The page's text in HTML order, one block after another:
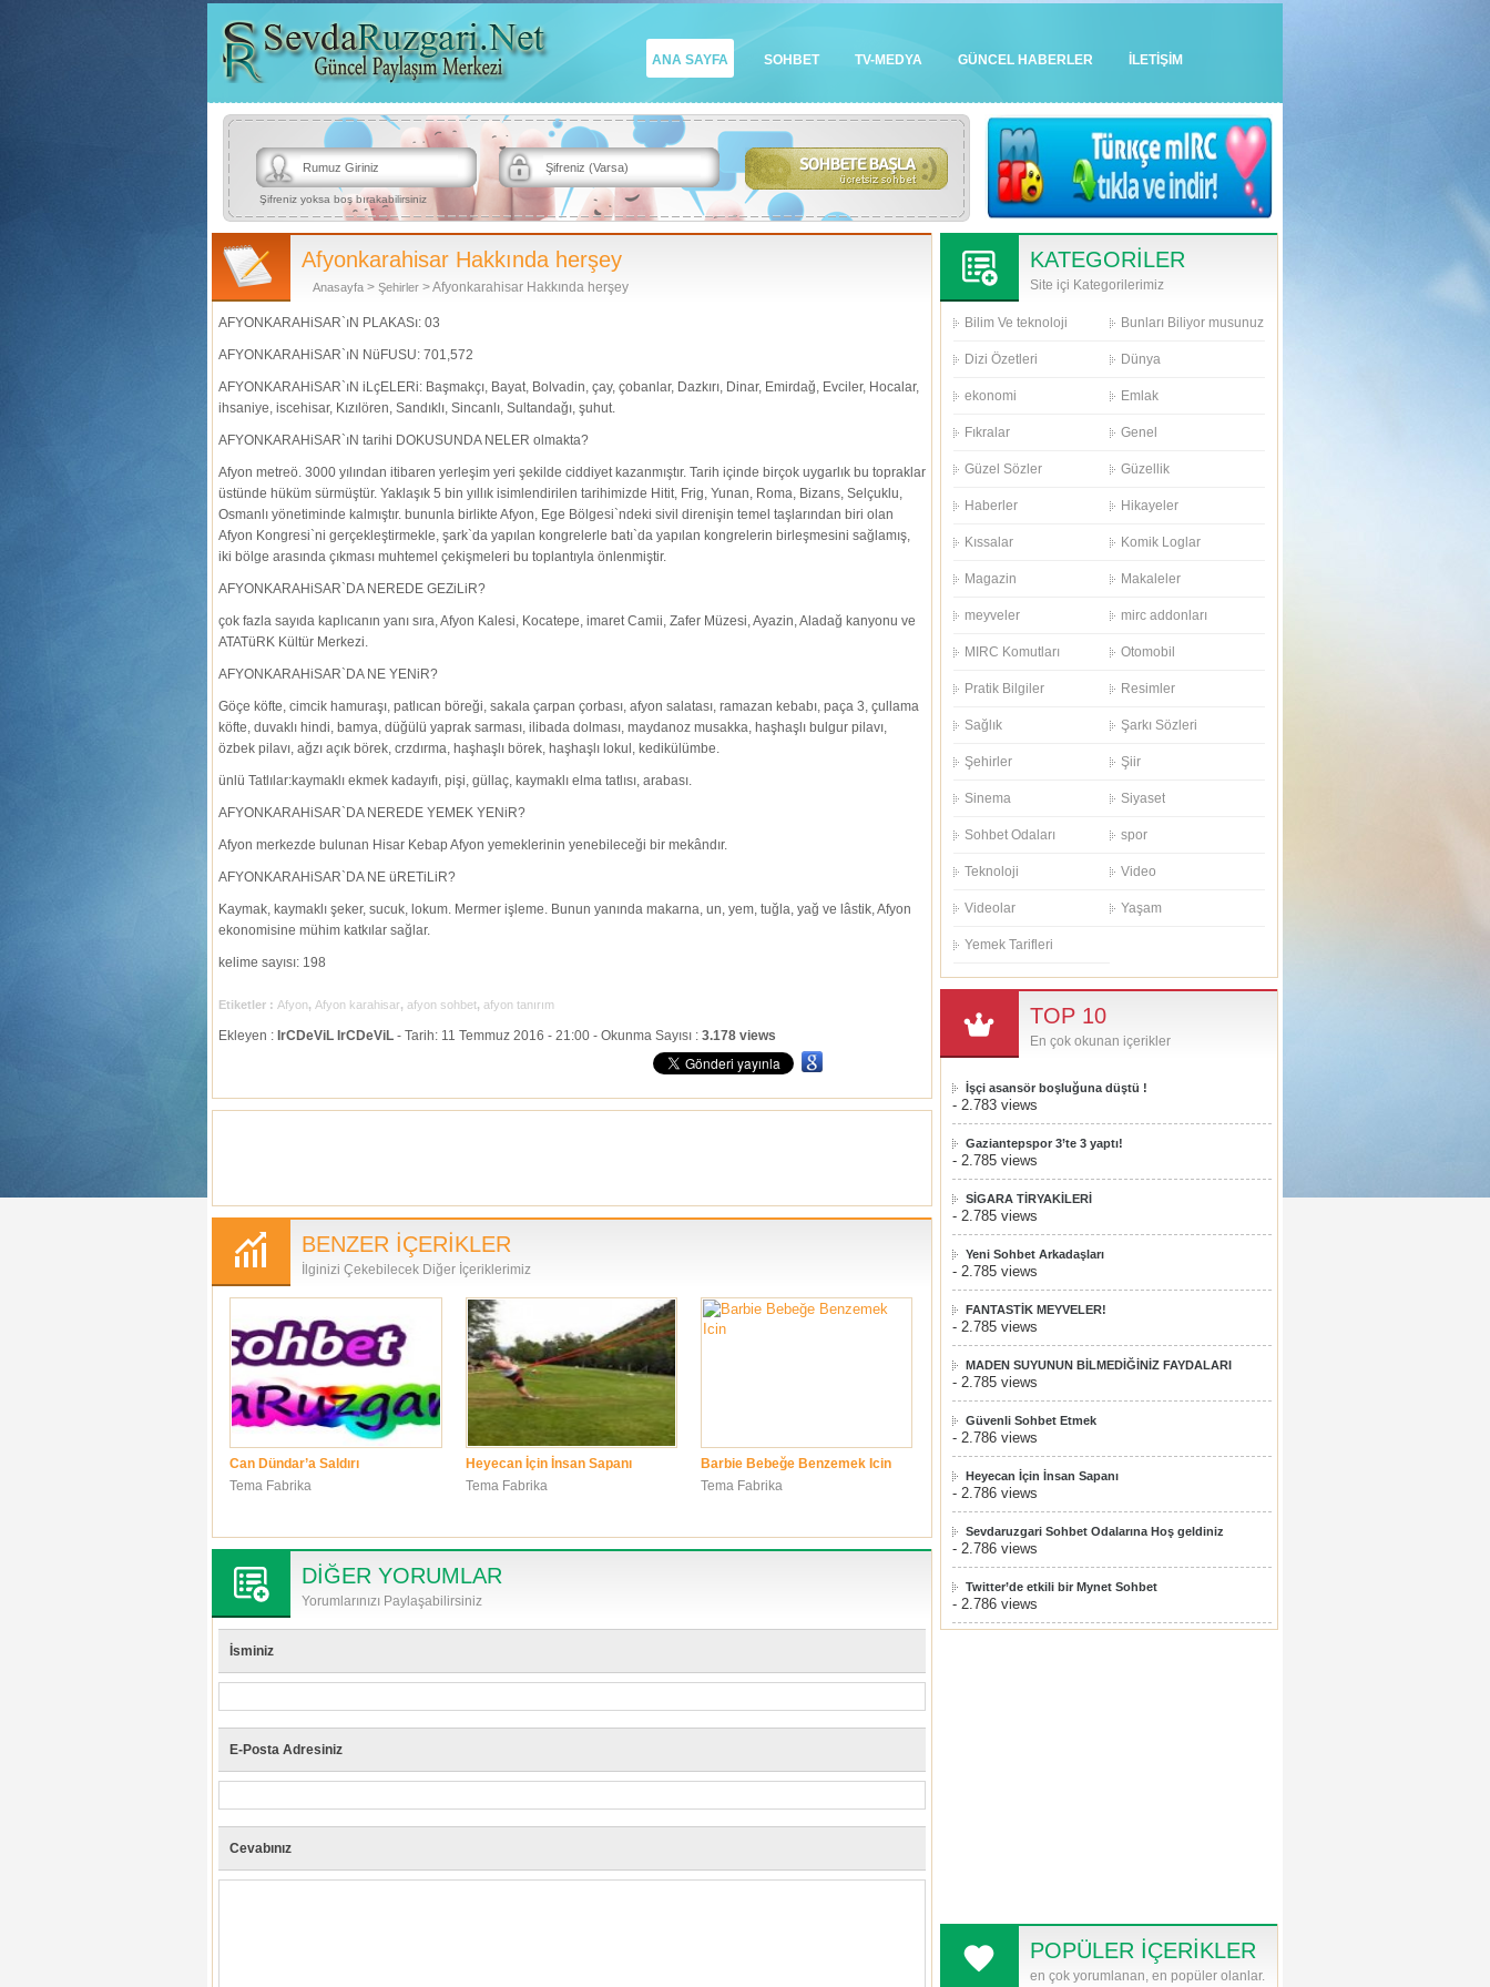
ANA SAYFA SOHBET TV-MEDYA GÜNCEL HABERLER İLETİŞİM
Şifreniz yoksa boş bırakabilirsiniz
Afyonkarahisar Hakkında herşey
Anasayfa > Şehirler > Afyonkarahisar Hakkında herşey
AFYONKARAHiSAR`ıN PLAKASı: 03
AFYONKARAHiSAR`ıN NüFUSU: 701,572
AFYONKARAHiSAR`ıN iLçELERi: Başmakçı, Bayat, Bolvadin, çay, çobanlar, Dazkırı, Dinar, Emirdağ, Evciler, Hocalar,
ihsaniye, iscehisar, Kızılören, Sandıklı, Sincanlı, Sultandağı, şuhut.
AFYONKARAHiSAR`ıN tarihi DOKUSUNDA NELER olmakta?
Afyon metreö. 3000 yılından itibaren yerleşim yeri şekilde ciddiyet kazanmıştır. Tarih içinde birçok uygarlık bu topraklar
üstünde hüküm sürmüştür. Yaklaşık 5 bin yıllık isimlendirilen tarihimizde Hitit, Frig, Yunan, Roma, Bizans, Selçuklu,
Osmanlı yönetiminde kalmıştır. bununla birlikte Afyon, Ege Bölgesi`ndeki sivil direnişin temel taşlarından biri olan
Afyon Kongresi`ni gerçekleştirmekle, şark`da yapılan kongrelerle batı`da yapılan kongrelerin birleşmesini sağlamış,
iki bölge arasında çıkması muhtemel çekişmeleri bu toplantıyla önlenmiştir.
AFYONKARAHiSAR`DA NEREDE GEZiLiR?
çok fazla sayıda kaplıcanın yanı sıra, Afyon Kalesi, Kocatepe, imaret Camii, Zafer Müzesi, Ayazin, Aladağ kanyonu ve
ATATüRK Kültür Merkezi.
AFYONKARAHiSAR`DA NE YENiR?
Göçe köfte, cimcik hamuraşı, patlıcan böreği, sakala çarpan çorbası, afyon salatası, ramazan kebabı, paça 3, çullama
köfte, duvaklı hindi, bamya, düğülü yaprak sarması, ilibada dolması, maydanoz musakka, haşhaşlı bulgur pilavı,
özbek pilavı, ağzı açık börek, crzdırma, haşhaşlı börek, haşhaşlı lokul, kedikülümbe.
ünlü Tatlılar:kaymaklı ekmek kadayıfı, pişi, güllaç, kaymaklı elma tatlısı, arabası.
AFYONKARAHiSAR`DA NEREDE YEMEK YENiR?
Afyon merkezde bulunan Hisar Kebap Afyon yemeklerinin yenebileceği bir mekândır.
AFYONKARAHiSAR`DA NE üRETiLiR?
Kaymak, kaymaklı şeker, sucuk, lokum. Mermer işleme. Bunun yanında makarna, un, yem, tuğla, yağ ve lâstik, Afyon
ekonomisine mühim katkılar sağlar.
kelime sayısı: 198
Etiketler : Afyon, Afyon karahisar, afyon sohbet, afyon tanırım
Ekleyen : IrCDeViL IrCDeViL - Tarih: 11 Temmuz 2016 - 21:00 - Okunma Sayısı : 3.178 views
BENZER İÇERİKLER
İlginizi Çekebilecek Diğer İçeriklerimiz
Can Dündar’a Saldırı
Tema Fabrika
Heyecan İçin İnsan Sapanı
Tema Fabrika
Barbie Bebeğe Benzemek Icin
Tema Fabrika
DİĞER YORUMLAR
Yorumlarınızı Paylaşabilirsiniz
İsminiz
E-Posta Adresiniz
Cevabınız
KATEGORİLER
Site içi Kategorilerimiz
Bilim Ve teknoloji Bunları Biliyor musunuz
Dizi Özetleri Dünya
ekonomi Emlak
Fıkralar Genel
Güzel Sözler Güzellik
Haberler Hikayeler
Kıssalar Komik Loglar
Magazin Makaleler
meyveler mirc addonları
MIRC Komutları Otomobil
Pratik Bilgiler Resimler
Sağlık Şarkı Sözleri
Şehirler Şiir
Sinema Siyaset
Sohbet Odaları spor
Teknoloji Video
Videolar Yaşam
Yemek Tarifleri
TOP 10
En çok okunan içerikler
İşçi asansör boşluğuna düştü !
- 2.783 views
Gaziantepspor 3’te 3 yaptı!
- 2.785 views
SİGARA TİRYAKİLERİ
- 2.785 views
Yeni Sohbet Arkadaşları
- 2.785 views
FANTASTİK MEYVELER!
- 2.785 views
MADEN SUYUNUN BİLMEDİĞİNİZ FAYDALARI
- 2.785 views
Güvenli Sohbet Etmek
- 2.786 views
Heyecan İçin İnsan Sapanı
- 2.786 views
Sevdaruzgari Sohbet Odalarına Hoş geldiniz
- 2.786 views
Twitter’de etkili bir Mynet Sohbet
- 2.786 views
POPÜLER İÇERİKLER
en çok yorumlanan, en popüler olanlar.